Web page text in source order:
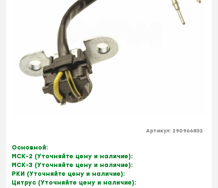
Артикул: 290966832
Основной:
МСК-2 (Уточняйте цену и наличие):
МСК-3 (Уточняйте цену и наличие):
РКИ (Уточняйте цену и наличие):
Цитрус (Уточняйте цену и наличие):